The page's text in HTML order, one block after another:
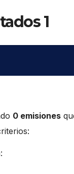
1
0 emisiones
: